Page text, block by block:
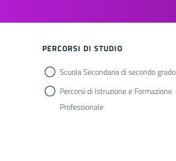
Filtri
PERCORSI DI STUDIO
Scuola Secondaria di secondo grado
Percorsi di Istruzione e Formazione
Professionale